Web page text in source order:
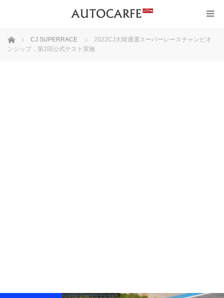
ホーム CJ SUPERRACE
2022CJ大韓通運スーパーレースチャンピオ
ンシップ，第2回公式テスト実施